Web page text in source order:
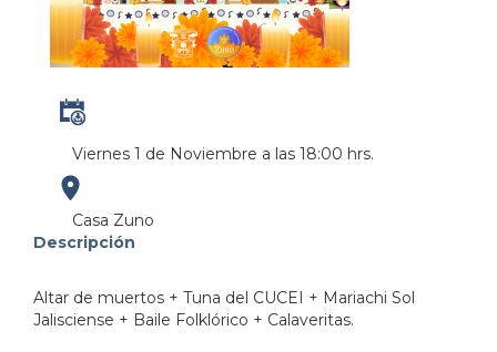
Viernes 1 de Noviembre a las 18:00 hrs.
Casa Zuno
Descripción
Altar de muertos + Tuna del CUCEI + Mariachi Sol
Jalisciense + Baile Folklórico + Calaveritas.